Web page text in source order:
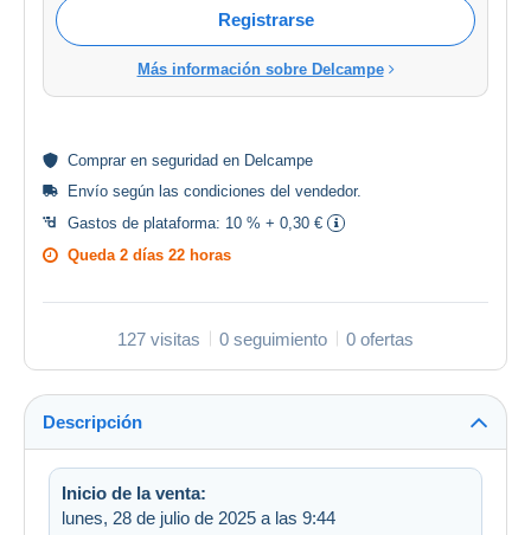
Registrarse
Más información sobre Delcampe
Comprar en seguridad en Delcampe
Envío según las condiciones del vendedor.
Gastos de plataforma: 10 % + 0,30 €
Queda 2 días 22 horas
127 visitas 0 seguimiento 0 ofertas
Descripción
Inicio de la venta:
lunes, 28 de julio de 2025 a las 9:44